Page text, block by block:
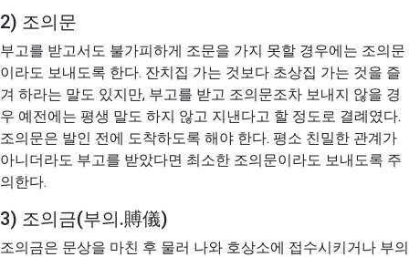
2) 조의문
부고를 받고서도 불가피하게 조문을 가지 못할 경우에는 조의문
이라도 보내도록 한다. 잔치집 가는 것보다 초상집 가는 것을 즐
겨 하라는 말도 있지만, 부고를 받고 조의문조차 보내지 않을 경
우 예전에는 평생 말도 하지 않고 지낸다고 할 정도로 결례였다.
조의문은 발인 전에 도착하도록 해야 한다. 평소 친밀한 관계가
아니더라도 부고를 받았다면 최소한 조의문이라도 보내도록 주
의한다.
3) 조의금(부의.賻儀)
조의금은 문상을 마친 후 물러 나와 호상소에 접수시키거나 부의